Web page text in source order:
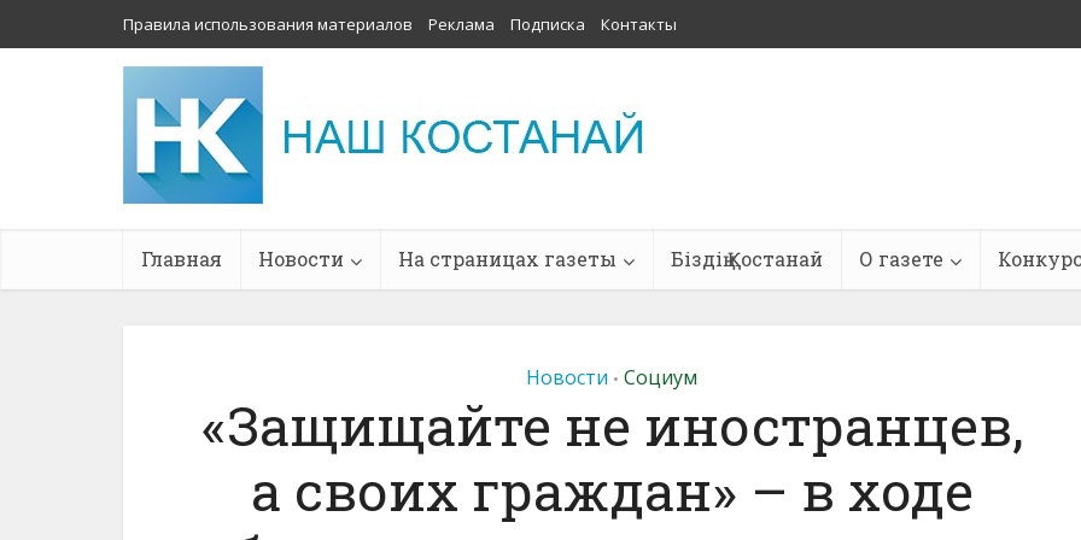
Правила использования материалов Реклама Подписка Контакты
Главная Новости На страницах газеты Біздің Қостанай О газете
Новости • Социум
«Защищайте не иностранцев,
а своих граждан» – в ходе